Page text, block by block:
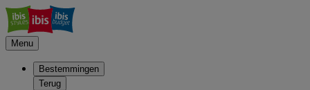
Menu
Bestemmingen
Terug